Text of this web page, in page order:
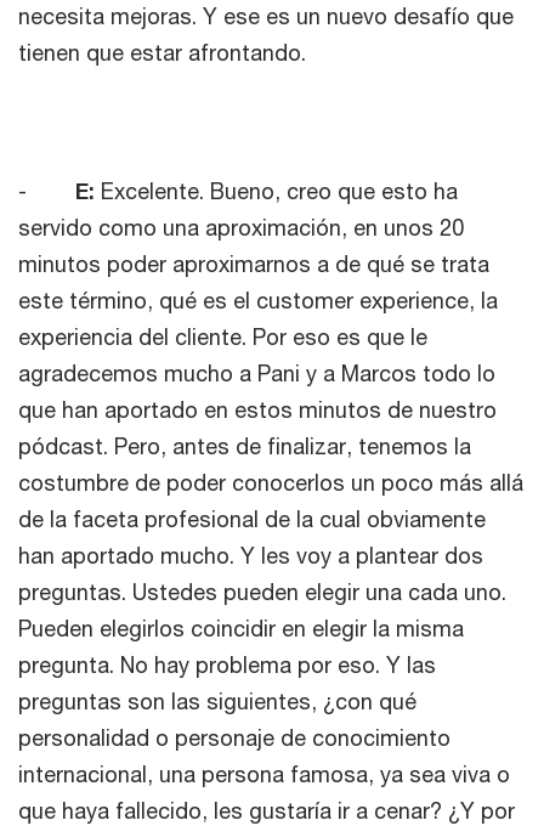
necesita mejoras. Y ese es un nuevo desafío que
tienen que estar afrontando.
- E: Excelente. Bueno, creo que esto ha
servido como una aproximación, en unos 20
minutos poder aproximarnos a de qué se trata
este término, qué es el customer experience, la
experiencia del cliente. Por eso es que le
agradecemos mucho a Pani y a Marcos todo lo
que han aportado en estos minutos de nuestro
pódcast. Pero, antes de finalizar, tenemos la
costumbre de poder conocerlos un poco más allá
de la faceta profesional de la cual obviamente
han aportado mucho. Y les voy a plantear dos
preguntas. Ustedes pueden elegir una cada uno.
Pueden elegirlos coincidir en elegir la misma
pregunta. No hay problema por eso. Y las
preguntas son las siguientes, ¿con qué
personalidad o personaje de conocimiento
internacional, una persona famosa, ya sea viva o
que haya fallecido, les gustaría ir a cenar? ¿Y por